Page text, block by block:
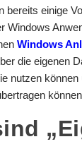
bereits einige
Windows
Windows
die eigenen
nutzen können